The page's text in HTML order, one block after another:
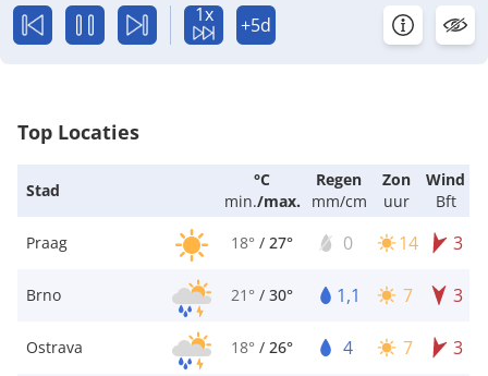
1x +5d
Top Locaties
Stad
°C
min./max.
Regen
mm/cm
Zon
uur
Wind
Bft
Praag
18° / 27° 0 14 3
Brno 21° / 30° 1,1 7 3
Ostrava 18° / 26° 4 7 3